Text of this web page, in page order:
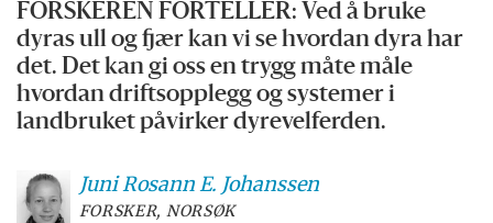
FORSKEREN FORTELLER: Ved å bruke
dyras ull og fjær kan vi se hvordan dyra har
det. Det kan gi oss en trygg måte måle
hvordan driftsopplegg og systemer i
landbruket påvirker dyrevelferden.
Juni Rosann E. Johanssen
FORSKER, NORSØK